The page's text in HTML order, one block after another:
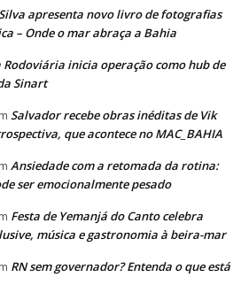
apresenta novo livro de fotografias
– Onde o mar abraça a Bahia
Rodoviária inicia operação como hub de
Sinart
Salvador recebe obras inéditas de Vik
que acontece no MAC_BAHIA
Ansiedade com a retomada da rotina:
ser emocionalmente pesado
Festa de Yemanjá do Canto celebra
música e gastronomia à beira-mar
RN sem governador? Entenda o que está